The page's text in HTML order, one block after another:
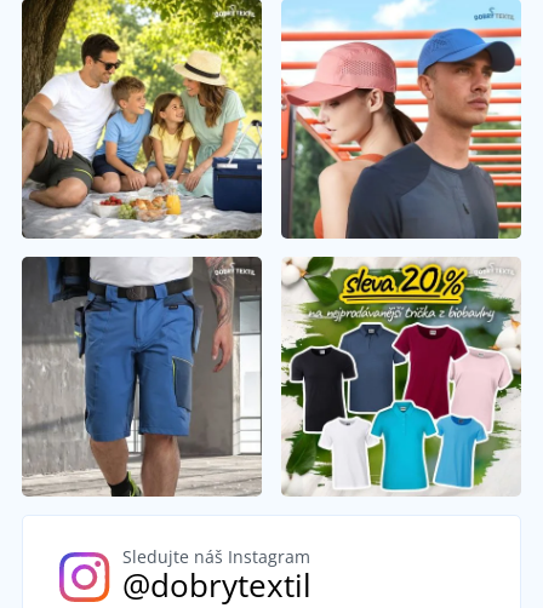
Sledujte náš Instagram
@dobrytextil